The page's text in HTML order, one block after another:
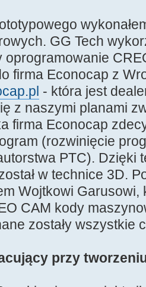
GG Tech
oprogramowanie
firma Econocap z
- która jest
z naszymi planami
firma Econocap
(rozwinięcie
PTC). Dzięki
w technice 3D.
Wojtkowi Garusowi,
CAM kody
zostały wszystkie
przy